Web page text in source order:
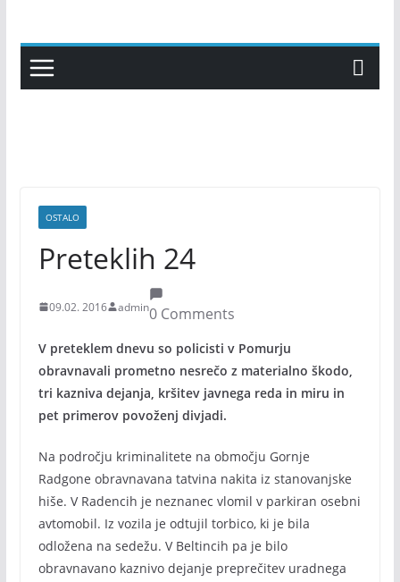
content
OSTALO
Preteklih 24
09.02. 2016 admin0 Comments
V preteklem dnevu so policisti v Pomurju
obravnavali prometno nesrečo z materialno škodo,
tri kazniva dejanja, kršitev javnega reda in miru in
pet primerov povoženj divjadi.
Na področju kriminalitete na območju Gornje
Radgone obravnavana tatvina nakita iz stanovanjske
hiše. V Radencih je neznanec vlomil v parkiran osebni
avtomobil. Iz vozila je odtujil torbico, ki je bila
odložena na sedežu. V Beltincih pa je bilo
obravnavano kaznivo dejanje preprečitev uradnega